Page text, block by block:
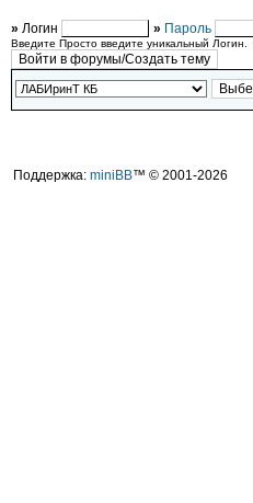
» Логин » Пароль
Введите Просто введите уникальный Логин.
Поддержка: miniBB™ © 2001-2026